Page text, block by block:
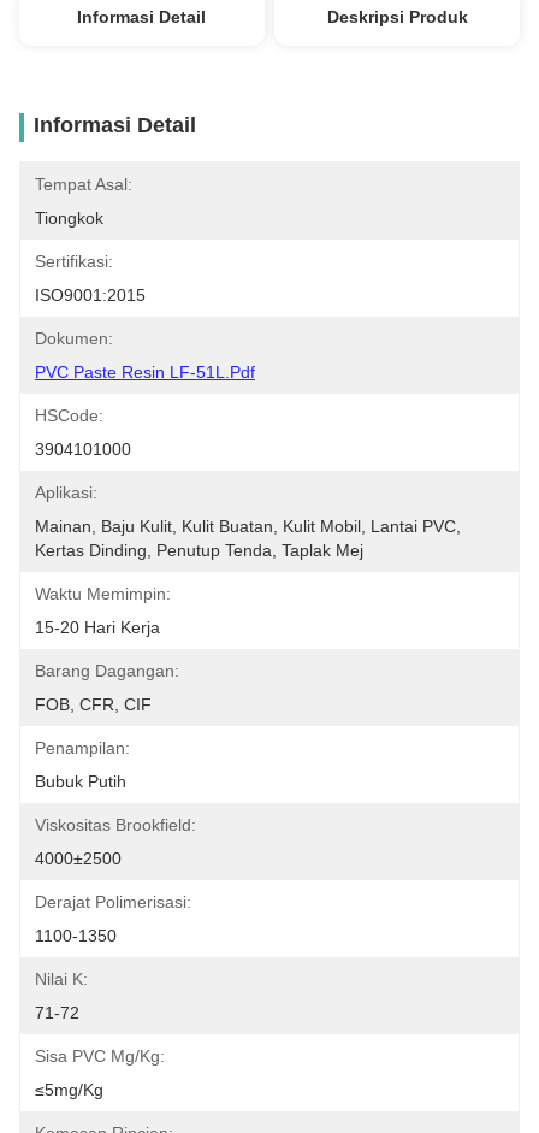
Informasi Detail Deskripsi Produk
Informasi Detail
Tempat Asal:
Tiongkok
Sertifikasi:
ISO9001:2015
Dokumen:
PVC Paste Resin LF-51L.pdf
HSCode:
3904101000
Aplikasi:
Mainan, Baju Kulit, Kulit Buatan, Kulit Mobil, Lantai PVC,
Kertas Dinding, Penutup Tenda, Taplak Mej
Waktu Memimpin:
15-20 Hari Kerja
Barang Dagangan:
FOB, CFR, CIF
Penampilan:
Bubuk Putih
Viskositas Brookfield:
4000±2500
Derajat Polimerisasi:
1100-1350
Nilai K:
71-72
Sisa PVC Mg/kg:
≤5mg/kg